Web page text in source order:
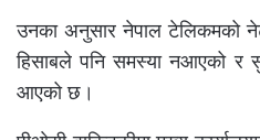
उनका अनुसार नेपाल टेलिकमको
हिसाबले पनि समस्या नआएको र
आएको छ।